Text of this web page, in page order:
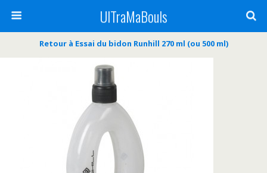
UlTraMaBouls
Retour à Essai du bidon Runhill 270 ml (ou 500 ml)